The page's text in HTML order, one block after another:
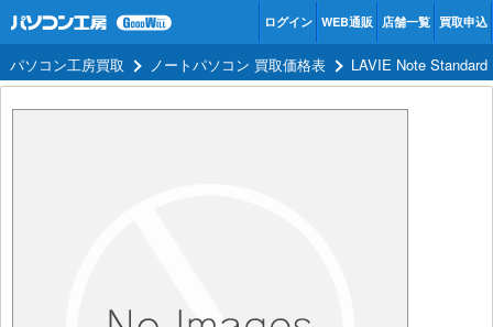
ログイン WEB通販 店舗一覧 買取申込
パソコン工房買取 ノートパソコン 買取価格表 LAVIE Note